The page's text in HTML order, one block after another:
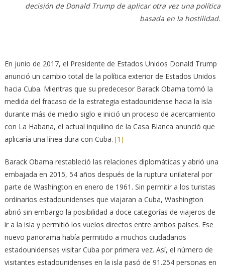
decisión de Donald Trump de aplicar otra vez una política
basada en la hostilidad.
En junio de 2017, el Presidente de Estados Unidos Donald Trump
anunció un cambio total de la política exterior de Estados Unidos
hacia Cuba. Mientras que su predecesor Barack Obama tomó la
medida del fracaso de la estrategia estadounidense hacia la isla
durante más de medio siglo e inició un proceso de acercamiento
con La Habana, el actual inquilino de la Casa Blanca anunció que
aplicaría una línea dura con Cuba. [1]
Barack Obama restableció las relaciones diplomáticas y abrió una
embajada en 2015, 54 años después de la ruptura unilateral por
parte de Washington en enero de 1961. Sin permitir a los turistas
ordinarios estadounidenses que viajaran a Cuba, Washington
abrió sin embargo la posibilidad a doce categorías de viajeros de
ir a la isla y permitió los vuelos directos entre ambos países. Ese
nuevo panorama había permitido a muchos ciudadanos
estadounidenses visitar Cuba por primera vez. Así, el número de
visitantes estadounidenses en la isla pasó de 91.254 personas en